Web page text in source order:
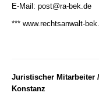
E-Mail: post@ra-bek.de
*** www.rechtsanwalt-
Juristischer Mitarbeiter
Konstanz